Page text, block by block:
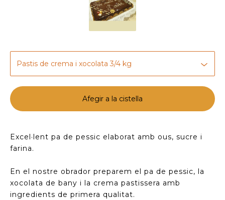
Afegir a la cistella
Excel·lent pa de pessic elaborat amb ous, sucre i
farina.
En el nostre obrador preparem el pa de pessic, la
xocolata de bany i la crema pastissera amb
ingredients de primera qualitat.